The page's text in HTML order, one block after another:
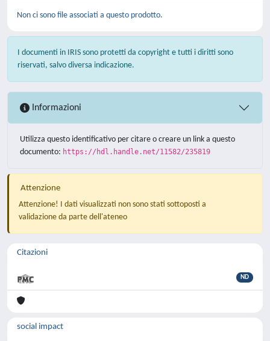
Non ci sono file associati a questo prodotto.
I documenti in IRIS sono protetti da copyright e tutti i diritti sono
riservati, salvo diversa indicazione.
Informazioni
Utilizza questo identificativo per citare o creare un link a questo
documento: https://hdl.handle.net/11582/235819
Attenzione
Attenzione! I dati visualizzati non sono stati sottoposti a
validazione da parte dell'ateneo
Citazioni
ND
social impact